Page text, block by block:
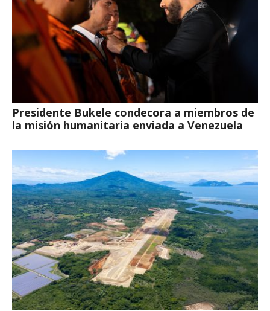
Presidente Bukele condecora a miembros de
la misión humanitaria enviada a Venezuela